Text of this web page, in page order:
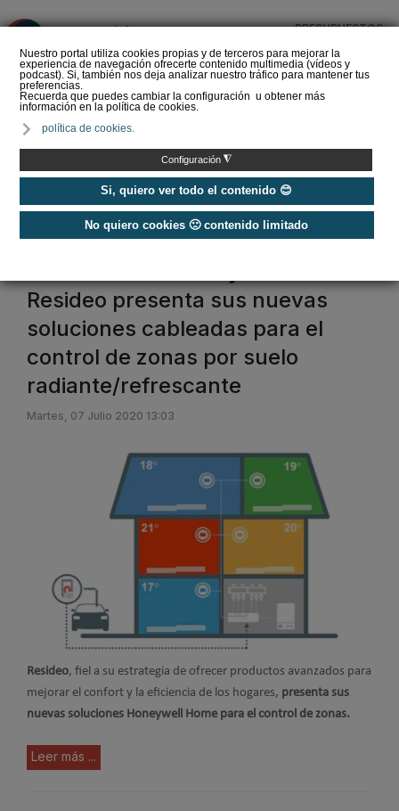
Nuestro portal utiliza cookies propias y de terceros para mejorar la
experiencia de navegación ofrecerte contenido multimedia (vídeos y
podcast). Si, también nos deja analizar nuestro tráfico para mantener tus
preferencias.
Recuerda que puedes cambiar la configuración u obtener más
información en la política de cookies.
política de cookies.
Configuración ◮
Si, quiero ver todo el contenido 😊
No quiero cookies 🙁 contenido limitado
PRESUPUESTOS
del Amperio (Episodio 3)
Secciones / Hemeroteca
Resideo presenta sus nuevas
soluciones cableadas para el
control de zonas por suelo
radiante/refrescante
Martes, 07 Julio 2020 13:03
Resideo, fiel a su estrategia de ofrecer productos avanzados para
mejorar el confort y la eficiencia de los hogares, presenta sus
nuevas soluciones Honeywell Home para el control de zonas.
Leer más ...